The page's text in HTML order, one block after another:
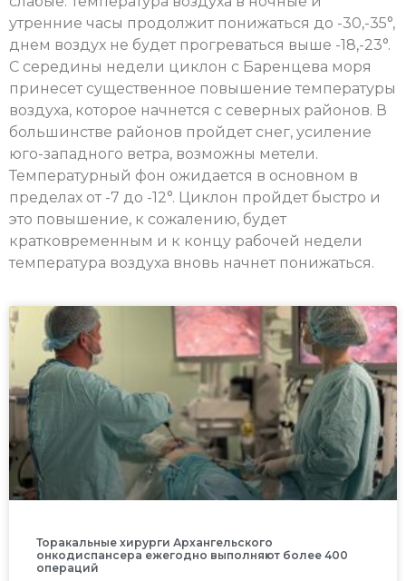
утренние часы продолжит понижаться до -30,-35°,
днем воздух не будет прогреваться выше -18,-23°.
С середины недели циклон с Баренцева моря
принесет существенное повышение температуры
воздуха, которое начнется с северных районов. В
большинстве районов пройдет снег, усиление
юго-западного ветра, возможны метели.
Температурный фон ожидается в основном в
пределах от -7 до -12°. Циклон пройдет быстро и
это повышение, к сожалению, будет
кратковременным и к концу рабочей недели
температура воздуха вновь начнет понижаться.
Торакальные хирурги Архангельского
онкодиспансера ежегодно выполняют более 400
операций